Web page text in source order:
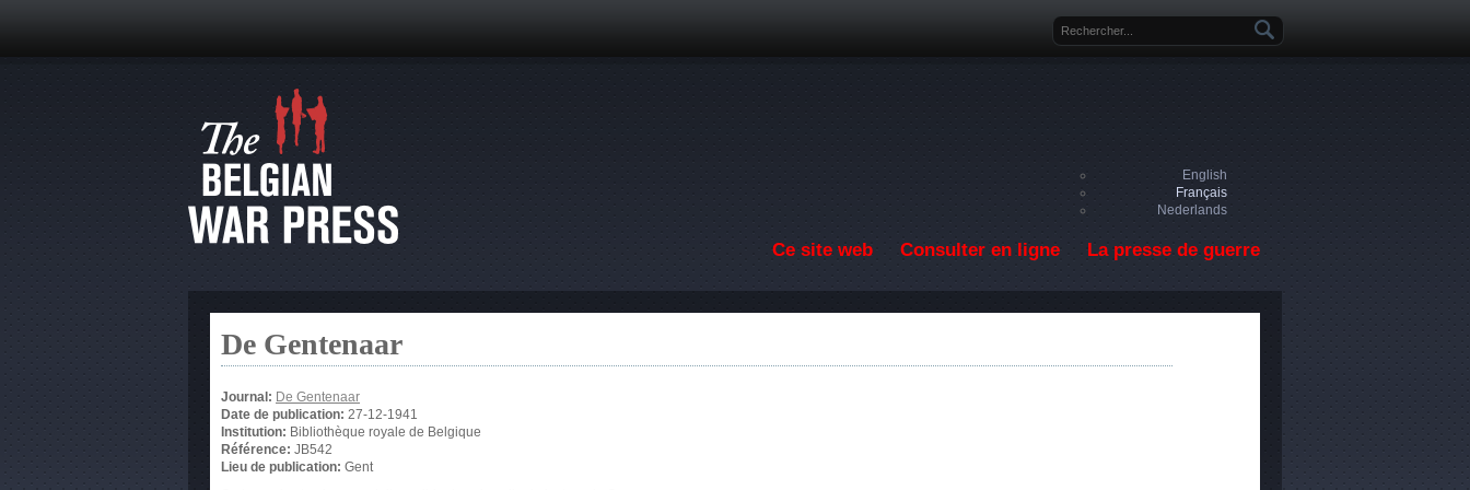
Formulaire de recherche
English
Français
Nederlands
Ce site web Consulter en ligne La presse de guerre
De Gentenaar
Journal: De Gentenaar
Date de publication: 27-12-1941
Institution: Bibliothèque royale de Belgique
Référence: JB542
Lieu de publication: Gent